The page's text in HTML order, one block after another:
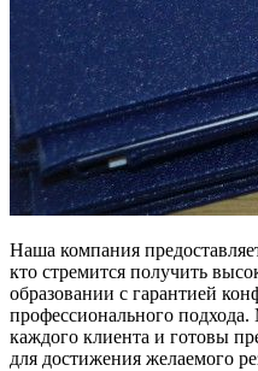
Наша компания
кто стремится получить
образовании с гарантией
профессионального
каждого клиента и готовы
для достижения желаемого